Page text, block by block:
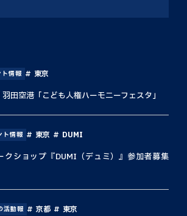
ト情報 東京
田空港「こども人権ハーモニーフェスタ」
ト情報 東京 DUMI
クショップ『DUMI（デュミ）』参加者募集
活動報
京都 東京